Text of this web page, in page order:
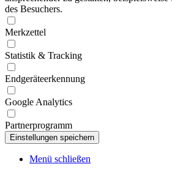
des Besuchers.
Merkzettel
Statistik & Tracking
Endgeräteerkennung
Google Analytics
Partnerprogramm
Menü schließen